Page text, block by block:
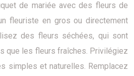
de mariée avec des fleurs de
fleuriste en gros ou directement
des fleurs séchées, qui sont
que les fleurs fraîches. Privilégiez
simples et naturelles. Remplacez